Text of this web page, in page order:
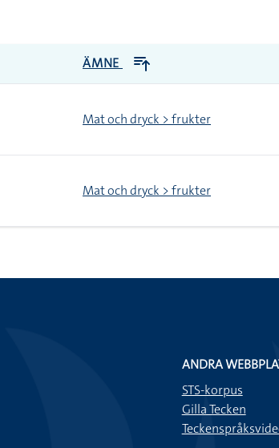
ÄMNE
Mat och dryck > frukter
Mat och dryck > frukter
ANDRA
STS-korpus
Gilla Tecken